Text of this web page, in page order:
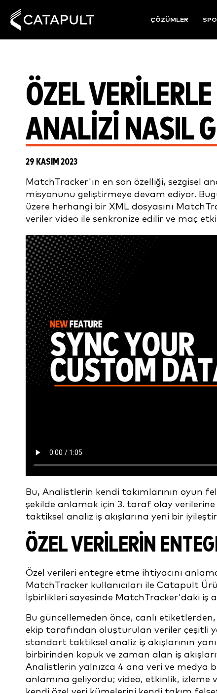
ÇÖZÜMLER
ÖZEL
ANALIZI NASIL
29 KASIM 2023
MatchTracker'ın en son özelliği, sezgisel
misyonunu geliştirmeye devam ediyor.
üzere herhangi bir XML dosyasını
veriler video ile senkronize edilir ve maç
Bu, Analistlerin kendi takımlarının oyun
şekilde anlamak için 3. taraf olay
taktiksel analiz iş akışlarına yeni bir
ÖZEL VERILERIN
Özel verileri entegre etme ihtiyacını
MatchTracker kullanıcıları ile Catapult
İşbirlikleri sayesinde MatchTracker'daki iş
Bu güncellemeden önce, canlı
ekip tarafından oluşturulan veriler çeşitli
standart taktiksel analiz iş akışlarının
birbirinden kopuk ve zaman alan iş
Analistlerin yalnızca 4 ana veri ve medya
anlamına geliyordu; video, etkinlik,